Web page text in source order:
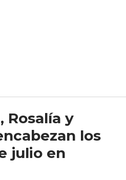
Rosalía y
los
julio en